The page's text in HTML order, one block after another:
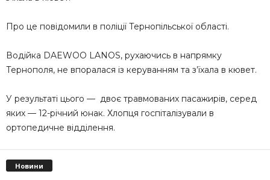
Про це повідомили в поліції Тернопільської області.
Водійка DAEWOO LANOS, рухаючись в напрямку
Тернополя, не впоралася із керуванням та з’їхала в кювет.
У результаті цього — двоє травмованих пасажирів, серед
яких — 12-річний юнак. Хлопця госпіталізували в
ортопедичне відділення.
Новини